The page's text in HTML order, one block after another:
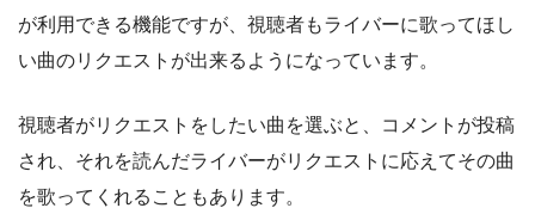
が利用できる機能ですが、視聴者もライバーに歌ってほし
い曲のリクエストが出来るようになっています。
視聴者がリクエストをしたい曲を選ぶと、コメントが投稿
され、それを読んだライバーがリクエストに応えてその曲
を歌ってくれることもあります。